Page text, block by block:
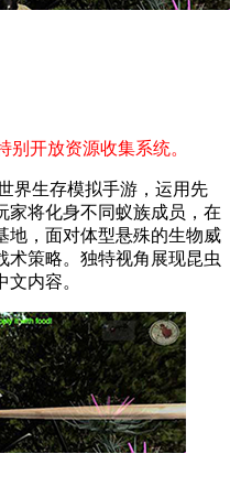
别开放资源收集系统。
界生存模拟手游，运用先
家将化身不同蚁族成员，在
地，面对体型悬殊的生物威
术策略。独特视角展现昆虫
内容。